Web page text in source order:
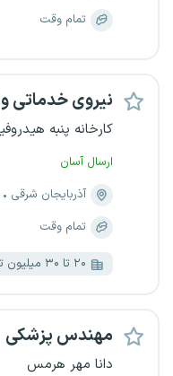
تمام وقت
نیروی خدماتی
کارخانه پنبه
ارسال آسان
آذربایجان شرقی
تمام وقت
۲۰ تا ۳۰ میلیون تومان
مهندس پزشکی
دانا مهر هرمس